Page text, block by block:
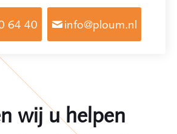
64 40 info@ploum.nl
wij u helpen